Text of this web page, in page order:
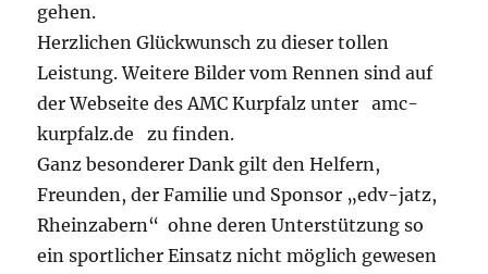
gehen.
Herzlichen Glückwunsch zu dieser tollen
Leistung. Weitere Bilder vom Rennen sind auf
der Webseite des AMC Kurpfalz unter amc-
kurpfalz.de zu finden.
Ganz besonderer Dank gilt den Helfern,
Freunden, der Familie und Sponsor „edv-jatz,
Rheinzabern“ ohne deren Unterstützung so
ein sportlicher Einsatz nicht möglich gewesen